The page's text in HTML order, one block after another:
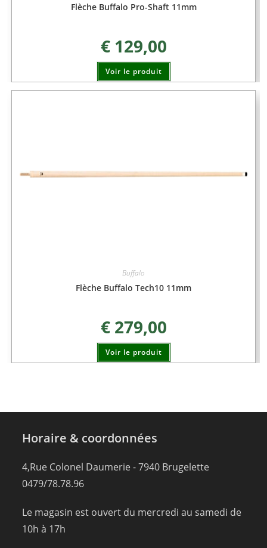
Flèche Buffalo Pro-Shaft 11mm
€129,00
Voir le produit
Buffalo
Flèche Buffalo Tech10 11mm
€279,00
Voir le produit
Horaire & coordonnées
4,Rue Colonel Daumerie - 7940 Brugelette
0479/78.78.96
Le magasin est ouvert du mercredi au samedi de
10h à 17h